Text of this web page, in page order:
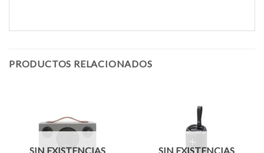
PRODUCTOS RELACIONADOS
SIN EXISTENCIAS SIN EXISTENCIAS